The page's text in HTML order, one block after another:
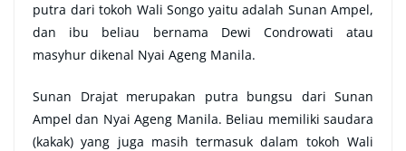
putra dari tokoh Wali Songo yaitu adalah Sunan Ampel,
dan ibu beliau bernama Dewi Condrowati atau
masyhur dikenal Nyai Ageng Manila.
Sunan Drajat merupakan putra bungsu dari Sunan
Ampel dan Nyai Ageng Manila. Beliau memiliki saudara
(kakak) yang juga masih termasuk dalam tokoh Wali